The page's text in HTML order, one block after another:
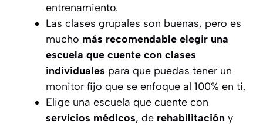
entrenamiento.
Las clases grupales son buenas, pero es
mucho más recomendable elegir una
escuela que cuente con clases
individuales para que puedas tener un
monitor fijo que se enfoque al 100% en ti.
Elige una escuela que cuente con
servicios médicos, de rehabilitación y